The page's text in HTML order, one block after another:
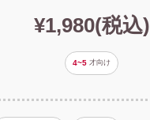
¥1,980(税込)
4~5 才向け